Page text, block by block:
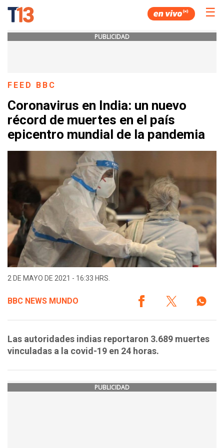
☰
PUBLICIDAD
FEED BBC
Coronavirus en India: un nuevo
récord de muertes en el país
epicentro mundial de la pandemia
2 DE MAYO DE 2021 - 16:33 HRS.
BBC NEWS MUNDO
Las autoridades indias reportaron 3.689 muertes
vinculadas a la covid-19 en 24 horas.
PUBLICIDAD